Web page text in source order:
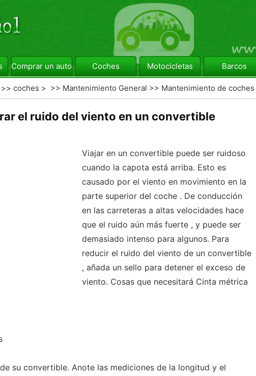
Comprar un automóvil Coches Motocicletas Barcos
>> coches > >> Mantenimiento General >> Mantenimiento de coches
el ruido del viento en un convertible
Viajar en un convertible puede ser ruidoso
cuando la capota está arriba. Esto es
causado por el viento en movimiento en la
parte superior del coche . De conducción
en las carreteras a altas velocidades hace
que el ruido aún más fuerte , y puede ser
demasiado intenso para algunos. Para
reducir el ruido del viento de un convertible
, añada un sello para detener el exceso de
viento. Cosas que necesitará Cinta métrica
su convertible. Anote las mediciones de la longitud y el